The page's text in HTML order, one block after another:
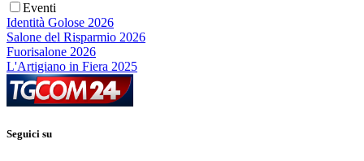
Eventi
Identità Golose 2026
Salone del Risparmio 2026
Fuorisalone 2026
L'Artigiano in Fiera 2025
Seguici su